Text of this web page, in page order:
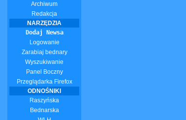
Archiwum
Redakcja
NARZĘDZIA
Dodaj Newsa
Logowanie
Zarabiaj bednary
Wyszukiwanie
Panel Boczny
Przeglądarka Firefox
ODNOŚNIKI
Raszyńska
Bednarska